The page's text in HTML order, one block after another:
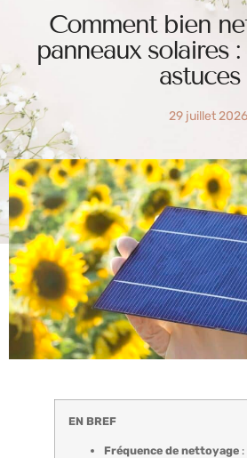
Comment bien
panneaux solaires
astuces
29 juillet 2026
EN BREF
Fréquence de nettoyage